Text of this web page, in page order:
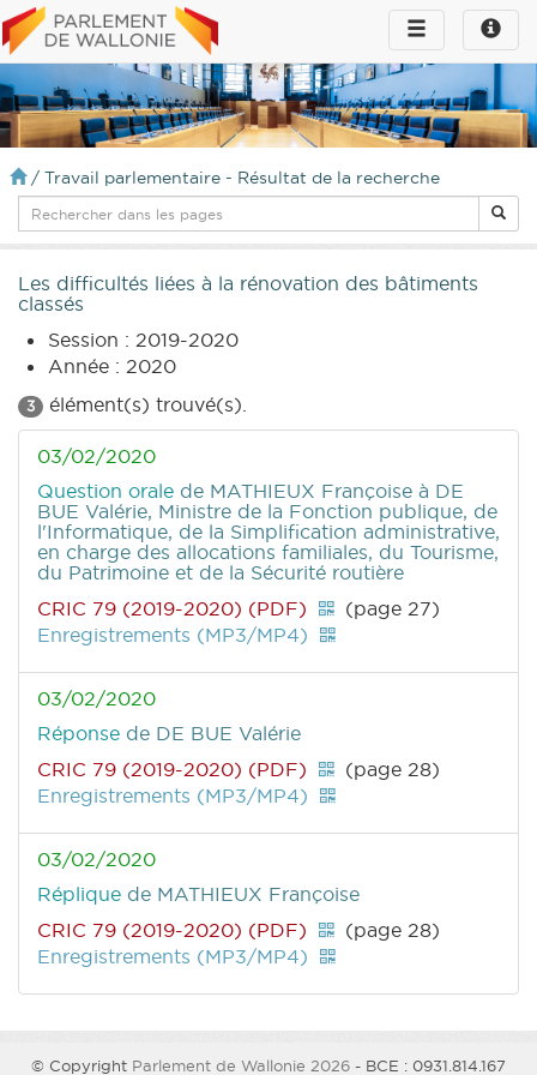
Toggle
infos
Toggle
navigation
/ Travail parlementaire - Résultat de la recherche
Les difficultés liées à la rénovation des bâtiments
classés
Session : 2019-2020
Année : 2020
3 élément(s) trouvé(s).
03/02/2020
Question orale de MATHIEUX Françoise à DE
BUE Valérie, Ministre de la Fonction publique, de
l'Informatique, de la Simplification administrative,
en charge des allocations familiales, du Tourisme,
du Patrimoine et de la Sécurité routière
CRIC 79 (2019-2020) (PDF)
(page 27)
Enregistrements (MP3/MP4)
03/02/2020
Réponse de DE BUE Valérie
CRIC 79 (2019-2020) (PDF)
(page 28)
Enregistrements (MP3/MP4)
03/02/2020
Réplique de MATHIEUX Françoise
CRIC 79 (2019-2020) (PDF)
(page 28)
Enregistrements (MP3/MP4)
© Copyright Parlement de Wallonie 2026 - BCE : 0931.814.167